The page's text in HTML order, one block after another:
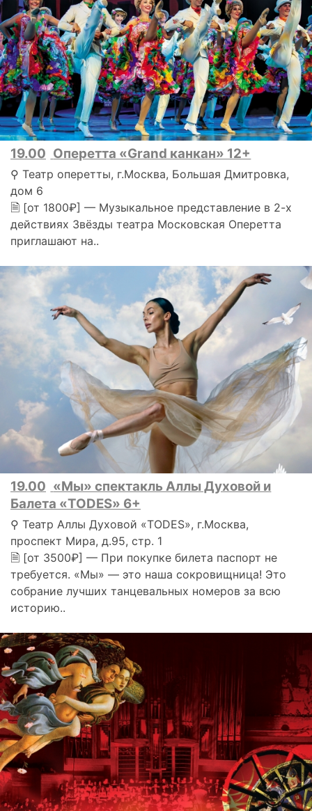
19.00 Оперетта «Grand канкан» 12+
⚲ Театр оперетты, г.Москва, Большая Дмитровка,
дом 6
🗎 [от 1800₽] — Музыкальное представление в 2-х
действиях Звёзды театра Московская Оперетта
приглашают на..
19.00 «Мы» спектакль Аллы Духовой и
Балета «TODES» 6+
⚲ Театр Аллы Духовой «TODES», г.Москва,
проспект Мира, д.95, стр. 1
🗎 [от 3500₽] — При покупке билета паспорт не
требуется. «Мы» — это наша сокровищница! Это
собрание лучших танцевальных номеров за всю
историю..